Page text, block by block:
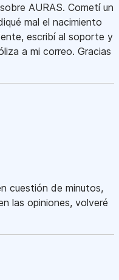
AURAS. Cometí un
mal el nacimiento
escribí al soporte y
a mi correo. Gracias
cuestión de minutos,
las opiniones, volveré